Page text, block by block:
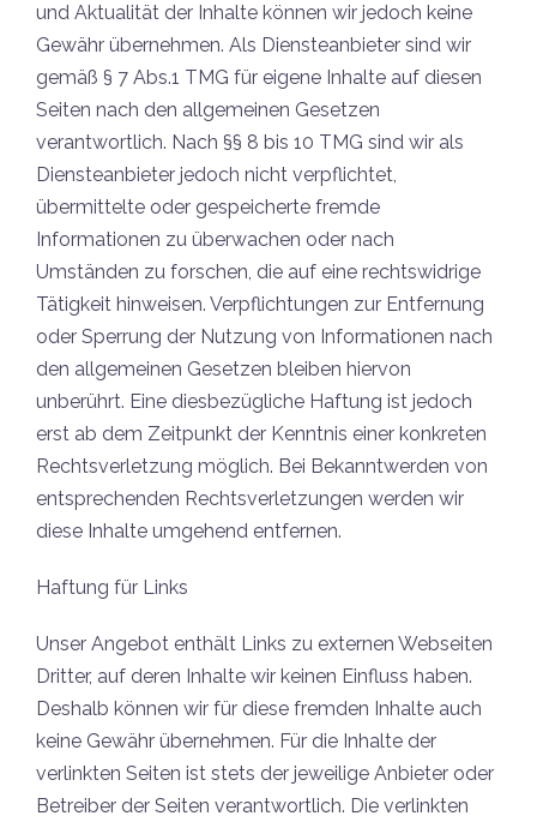
und Aktualität der Inhalte können wir jedoch keine
Gewähr übernehmen. Als Diensteanbieter sind wir
gemäß § 7 Abs.1 TMG für eigene Inhalte auf diesen
Seiten nach den allgemeinen Gesetzen
verantwortlich. Nach §§ 8 bis 10 TMG sind wir als
Diensteanbieter jedoch nicht verpflichtet,
übermittelte oder gespeicherte fremde
Informationen zu überwachen oder nach
Umständen zu forschen, die auf eine rechtswidrige
Tätigkeit hinweisen. Verpflichtungen zur Entfernung
oder Sperrung der Nutzung von Informationen nach
den allgemeinen Gesetzen bleiben hiervon
unberührt. Eine diesbezügliche Haftung ist jedoch
erst ab dem Zeitpunkt der Kenntnis einer konkreten
Rechtsverletzung möglich. Bei Bekanntwerden von
entsprechenden Rechtsverletzungen werden wir
diese Inhalte umgehend entfernen.
Haftung für Links
Unser Angebot enthält Links zu externen Webseiten
Dritter, auf deren Inhalte wir keinen Einfluss haben.
Deshalb können wir für diese fremden Inhalte auch
keine Gewähr übernehmen. Für die Inhalte der
verlinkten Seiten ist stets der jeweilige Anbieter oder
Betreiber der Seiten verantwortlich. Die verlinkten